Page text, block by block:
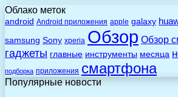
Облако меток
android Android приложения apple galaxy
samsung Sony xperia Обзор Обзор
гаджеты главные инструменты месяца
подборка приложения смартфона
Популярные новости